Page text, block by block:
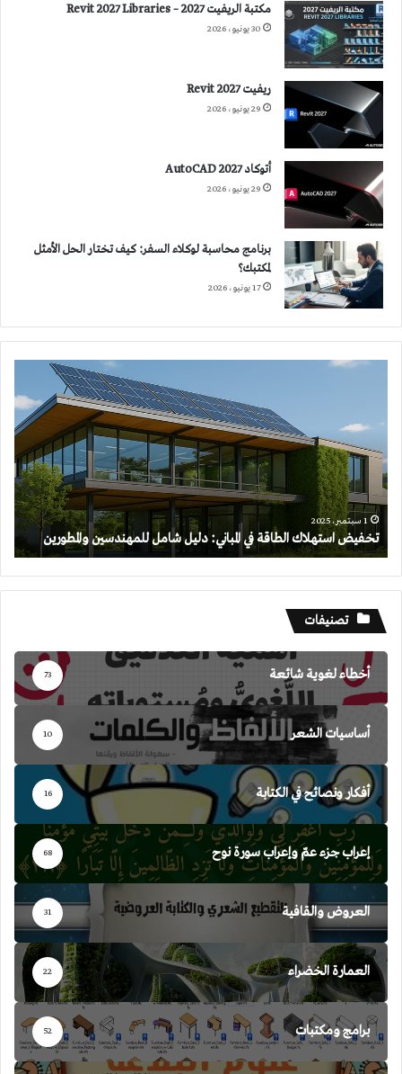
مكتبة الريفيت 2027 – Revit 2027 Libraries
30 يونيو، 2026
ريفيت 2027 Revit
29 يونيو، 2026
أتوكاد 2027 AutoCAD
29 يونيو، 2026
برنامج محاسبة لوكلاء السفر: كيف تختار الحل الأمثل
لمكتبك؟
17 يونيو، 2026
تخفيض
في
دليل
شامل
للمهندسين
والمطورين
1 سبتمبر، 2025
تخفيض استهلاك الطاقة في المباني: دليل شامل للمهندسين والمطورين
تصنيفات
أخطاء لغوية شائعة 73
أساسيات الشعر 10
أفكار ونصائح في الكتابة 16
إعراب جزء عمّ وإعراب سورة نوح 68
العروض والقافية 31
العمارة الخضراء 22
برامج ومكتبات 52